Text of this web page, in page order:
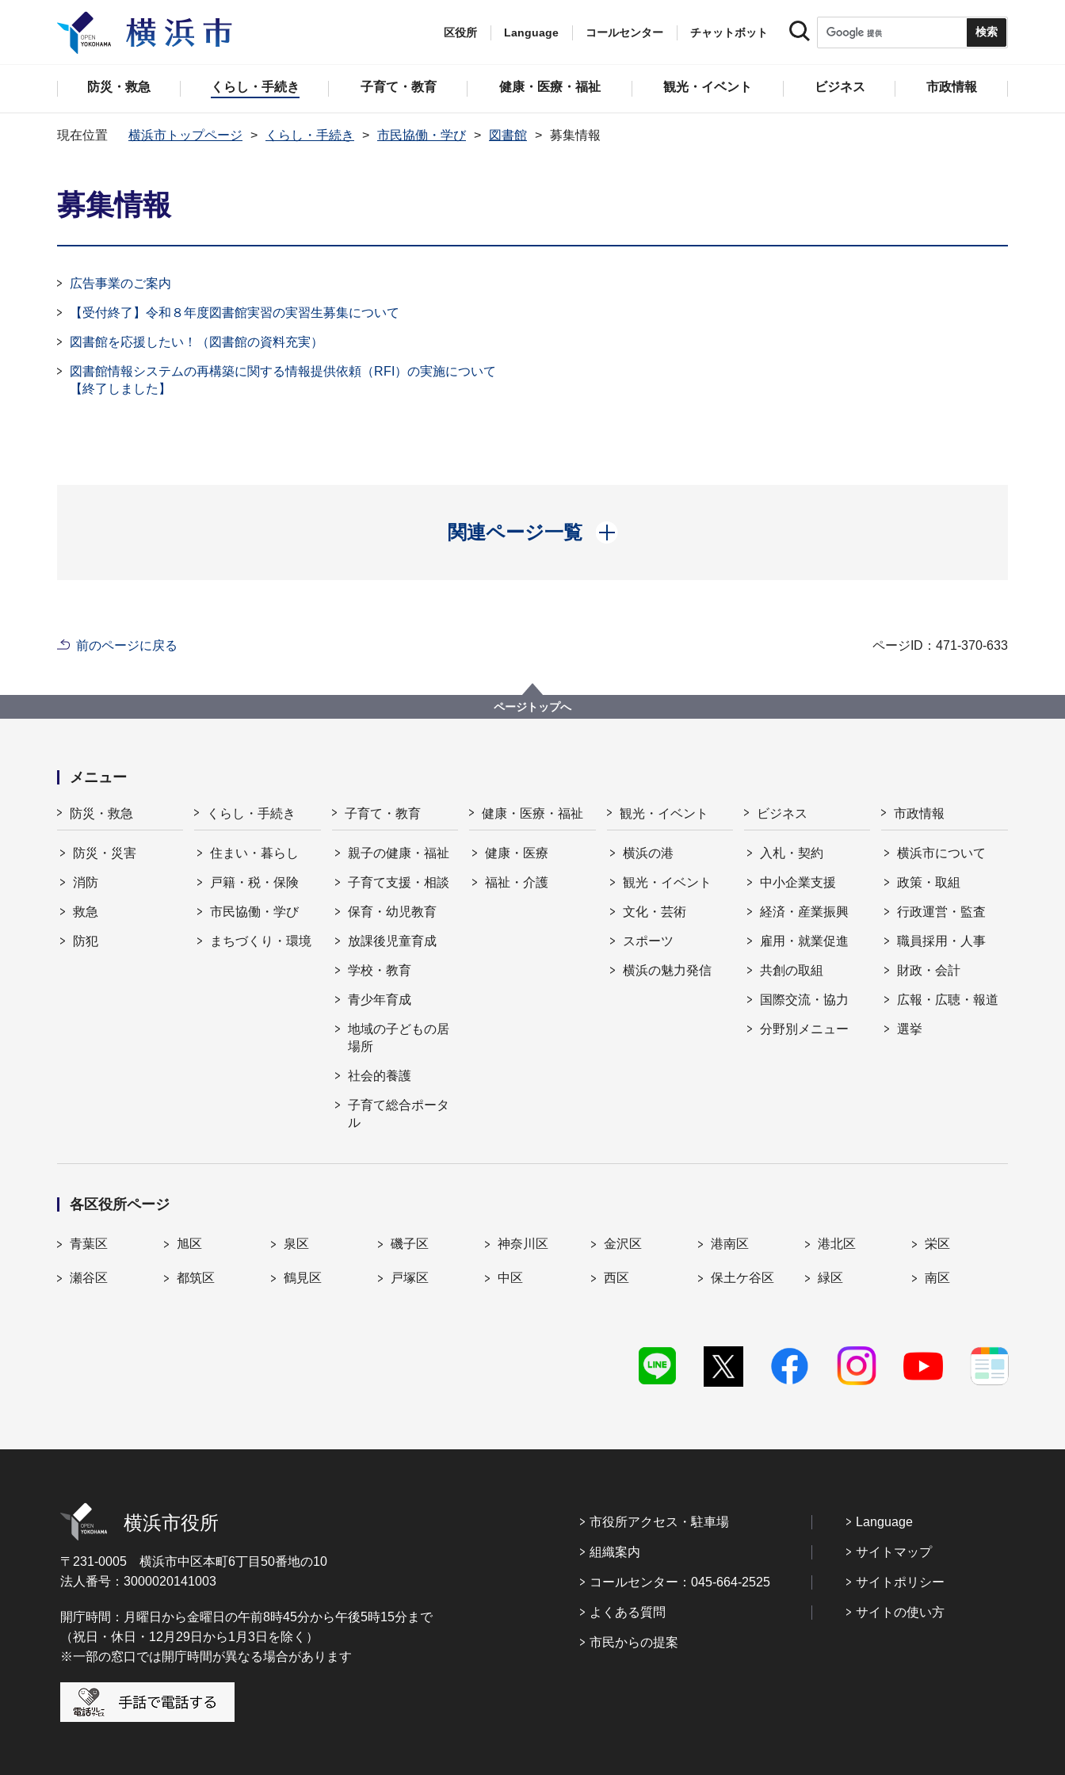
区役所 Language コールセンター チャットボット
防災・救急 くらし・手続き 子育て・教育 健康・医療・福祉 観光・イベント ビジネス 市政情報
現在位置 横浜市トップページ くらし・手続き 市民協働・学び 図書館 募集情報
募集情報
広告事業のご案内
【受付終了】令和８年度図書館実習の実習生募集について
図書館を応援したい！（図書館の資料充実）
図書館情報システムの再構築に関する情報提供依頼（RFI）の実施について
【終了しました】
関連ページ一覧
開く
前のページに戻る ページID：471-370-633
ページトップへ
メニュー
防災・救急
防災・災害
消防
救急
防犯
くらし・手続き
住まい・暮らし
戸籍・税・保険
市民協働・学び
まちづくり・環境
子育て・教育
親子の健康・福祉
子育て支援・相談
保育・幼児教育
放課後児童育成
学校・教育
青少年育成
地域の子どもの居
場所
社会的養護
子育て総合ポータ
ル
健康・医療・福祉
健康・医療
福祉・介護
観光・イベント
横浜の港
観光・イベント
文化・芸術
スポーツ
横浜の魅力発信
ビジネス
入札・契約
中小企業支援
経済・産業振興
雇用・就業促進
共創の取組
国際交流・協力
分野別メニュー
市政情報
横浜市について
政策・取組
行政運営・監査
職員採用・人事
財政・会計
広報・広聴・報道
選挙
各区役所ページ
青葉区 旭区 泉区 磯子区 神奈川区 金沢区 港南区 港北区 栄区
瀬谷区 都筑区 鶴見区 戸塚区 中区 西区 保土ケ谷区 緑区 南区
横浜市役所
〒231-0005 横浜市中区本町6丁目50番地の10
法人番号：3000020141003
開庁時間：月曜日から金曜日の午前8時45分から午後5時15分まで
（祝日・休日・12月29日から1月3日を除く）
※一部の窓口では開庁時間が異なる場合があります
市役所アクセス・駐車場
組織案内
コールセンター：045-664-2525
よくある質問
市民からの提案
Language
サイトマップ
サイトポリシー
サイトの使い方